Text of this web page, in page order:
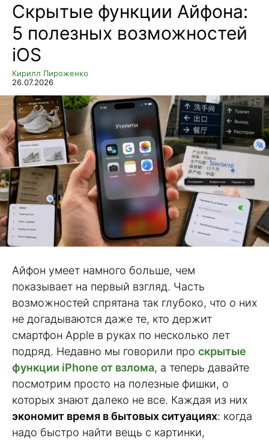
Скрытые функции Айфона:
5 полезных возможностей
iOS
Кирилл Пироженко
26.07.2026
Айфон умеет намного больше, чем
показывает на первый взгляд. Часть
возможностей спрятана так глубоко, что о них
не догадываются даже те, кто держит
смартфон Apple в руках по несколько лет
подряд. Недавно мы говорили про скрытые
функции iPhone от взлома, а теперь давайте
посмотрим просто на полезные фишки, о
которых знают далеко не все. Каждая из них
экономит время в бытовых ситуациях: когда
надо быстро найти вещь с картинки,